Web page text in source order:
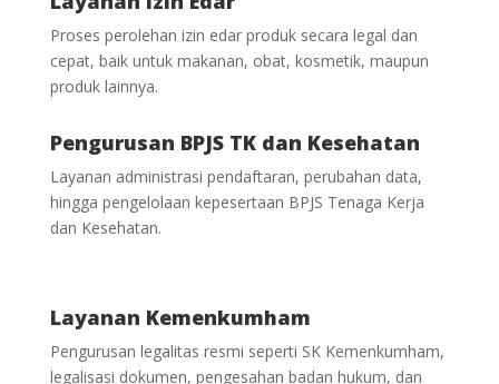
Proses perolehan izin edar produk secara legal dan
cepat, baik untuk makanan, obat, kosmetik, maupun
produk lainnya.
Pengurusan BPJS TK dan Kesehatan
Layanan administrasi pendaftaran, perubahan data,
hingga pengelolaan kepesertaan BPJS Tenaga Kerja
dan Kesehatan.
Layanan Kemenkumham
Pengurusan legalitas resmi seperti SK Kemenkumham,
legalisasi dokumen, pengesahan badan hukum, dan